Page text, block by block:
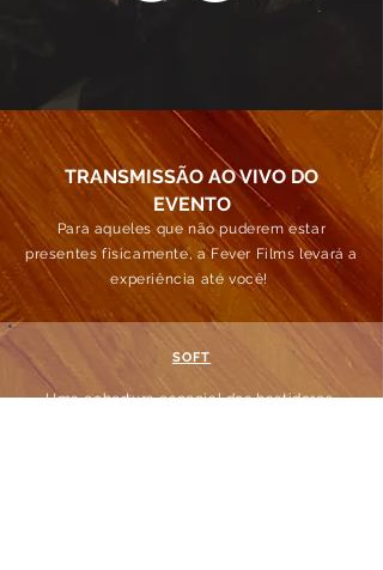
TRANSMISSÃO AO VIVO DO
EVENTO
Para aqueles que não puderem estar
presentes fisicamente, a Fever Films levará a
experiência até você!
SOFT
Uma cobertura especial dos bastidores,